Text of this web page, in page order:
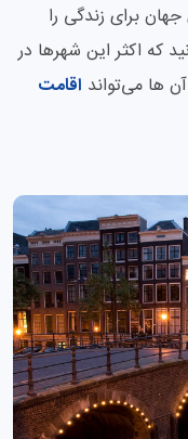
برای زندگی را
که اکثر این شهرها در
ها می‌تواند اقامت